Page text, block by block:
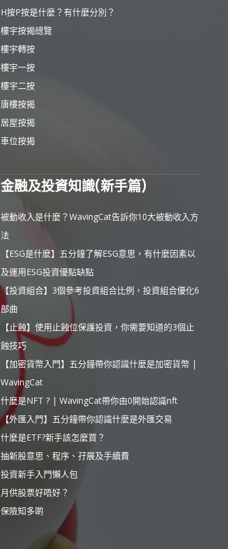
H按P按是什麼？有什麼分別？
樓宇按揭總覽
樓宇轉按
樓宇一按
樓宇二按
唐樓按揭
居屋按揭
車位按揭
金融及投資知識(新手篇)
被動收入是什麼？WavingCat告訴你10大被動收入方
法
【ESG是什麼】五分鐘了解ESG意思，有什麼因素以
及運用ESG投資優點缺點
【投資組合】3個參考投資組合比例，投資組合優化6
部曲
【止蝕】使用止蝕位保護投資，你需要知道的3個止
蝕技巧
【加密貨幣入門】五分鐘帶你認識什麼是加密貨幣 |
WavingCat
什麼是NFT ? | WavingCat帶你由0開始認識nft
【外匯入門】五分鐘帶你認識什麼是外匯交易
什麼是ETF?新手該怎麼買？
抽新股意思、程序、孖展及手續費
投資新手入門懶人包
月供股票好唔好？
保險知多啲